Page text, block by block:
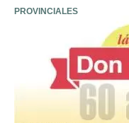
PROVINCIALES